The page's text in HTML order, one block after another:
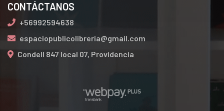
CONTÁCTANOS
+56992594638
espaciopublicolibreria@gmail.com
Condell 847 local 07, Providencia